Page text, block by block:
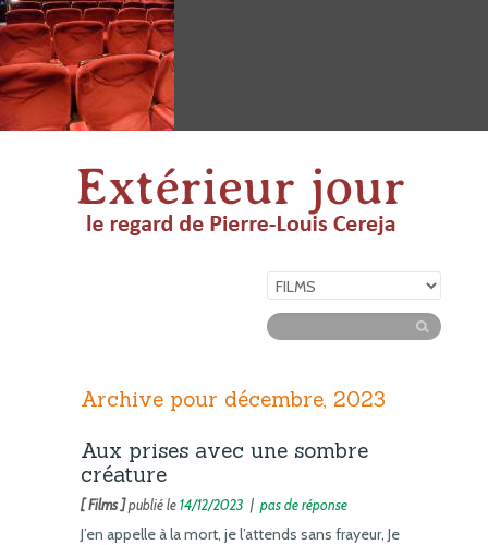
Archive pour décembre, 2023
Aux prises avec une sombre
créature
[ Films ]publié le14/12/2023 | pas de réponse
J’en appelle à la mort, je l’attends sans frayeur, Je